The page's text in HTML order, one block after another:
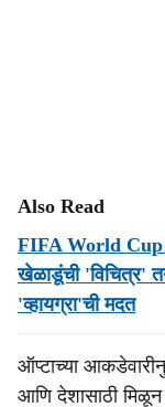
Also Read
FIFA World Cup
खेळाडूंची 'विचित्र'
'व्हायग्रा'ची मदत
ऑप्टाच्या
आणि देशासाठी